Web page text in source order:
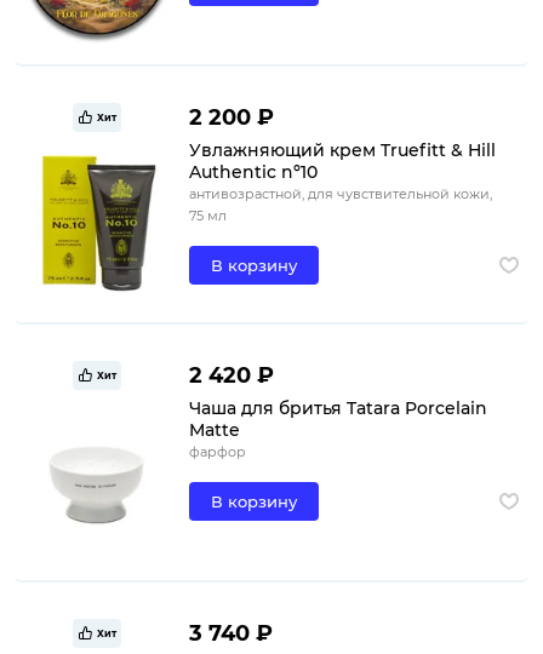
Хит 2 200 ₽
Увлажняющий крем Truefitt & Hill
Authentic nº10
антивозрастной, для чувствительной кожи,
75 мл
В корзину
Хит 2 420 ₽
Чаша для бритья Tatara Porcelain
Matte
фарфор
В корзину
Хит 3 740 ₽